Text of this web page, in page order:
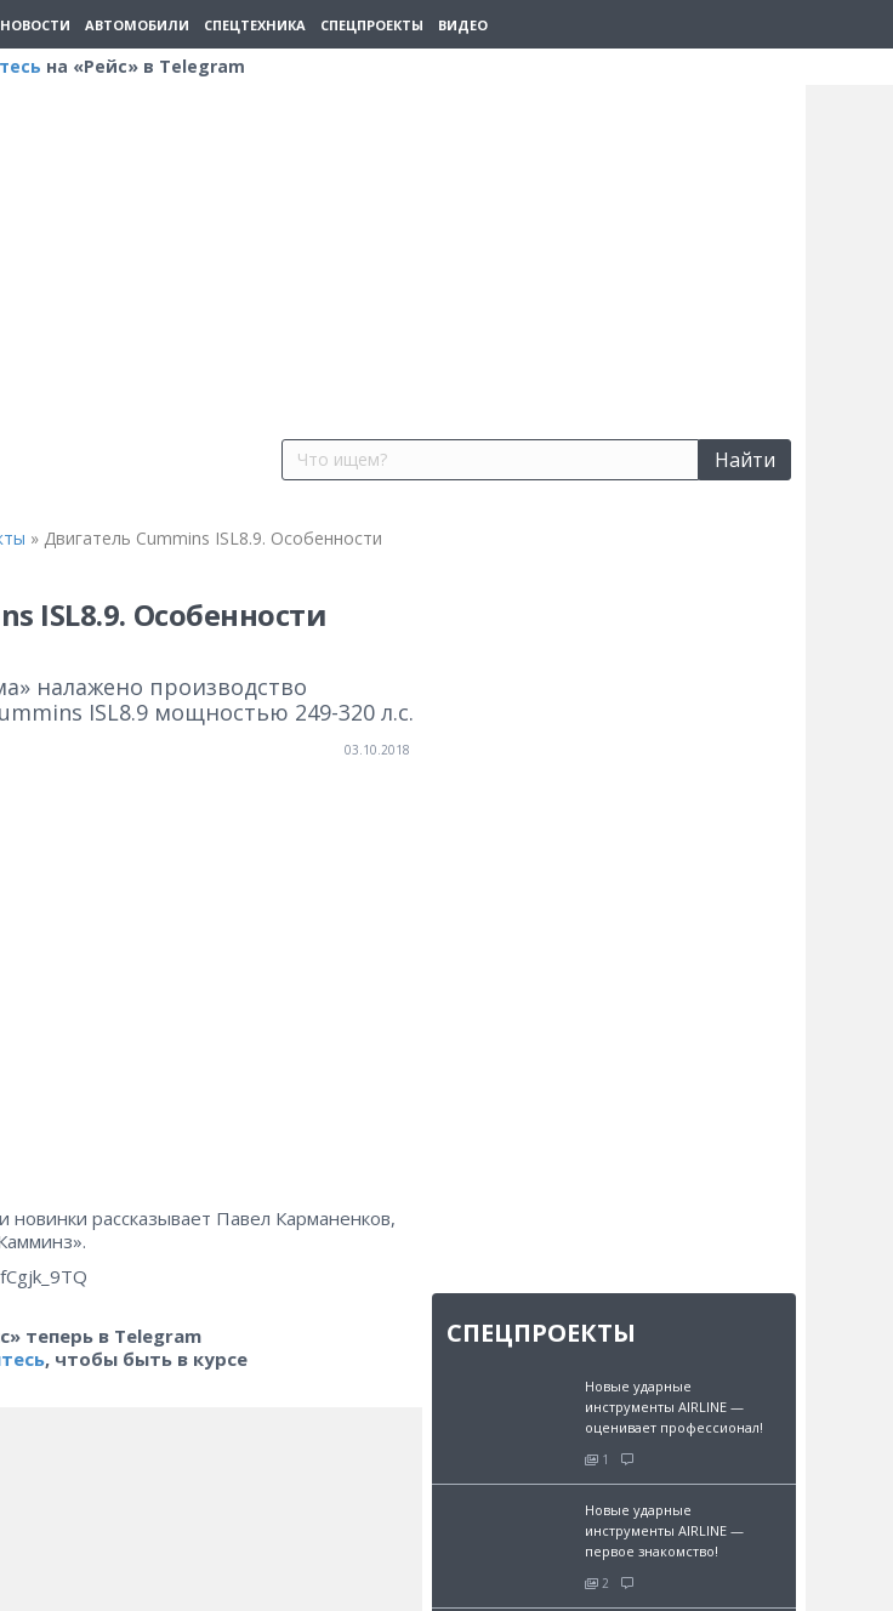
НОВОСТИ АВТОМОБИЛИ СПЕЦТЕХНИКА СПЕЦПРОЕКТЫ ВИДЕО
на «Рейс» в Telegram
Найти
» Двигатель Cummins ISL8.9. Особенности
ISL8.9. Особенности
налажено производство
ISL8.9 мощностью 249-320 л.с.
03.10.2018
новинки рассказывает Павел Карманенков,
теперь в Telegram
, чтобы быть в курсе
СПЕЦПРОЕКТЫ
Новые ударные
инструменты AIRLINE —
оценивает профессионал!
1
Новые ударные
инструменты AIRLINE —
первое знакомство!
2